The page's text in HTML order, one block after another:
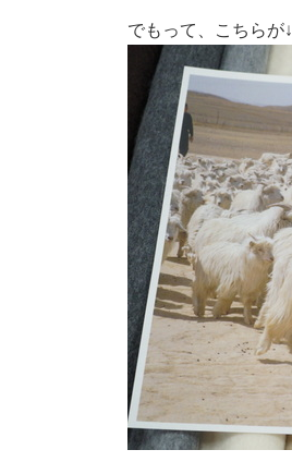
でもって、こちらが